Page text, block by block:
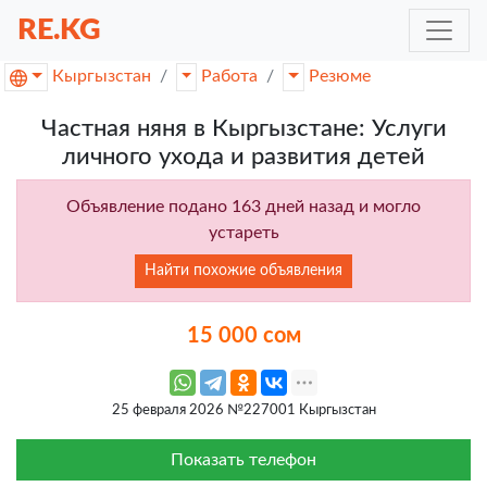
RE.KG
Кыргызстан Работа Резюме
Частная няня в Кыргызстане: Услуги
личного ухода и развития детей
Объявление подано 163 дней назад и могло
устареть
Найти похожие объявления
15 000 сом
25 февраля 2026 №227001 Кыргызстан
Показать телефон